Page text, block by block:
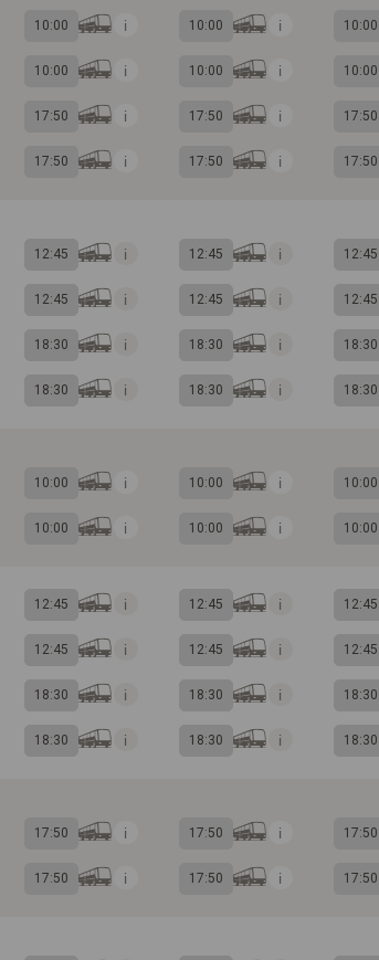
10:00 10:00 10:00
10:00 10:00 10:00
17:50 17:50 17:50
17:50 17:50 17:50
12:45 12:45 12:45
12:45 12:45 12:45
18:30 18:30 18:30
18:30 18:30 18:30
10:00 10:00 10:00
10:00 10:00 10:00
12:45 12:45 12:45
12:45 12:45 12:45
18:30 18:30 18:30
18:30 18:30 18:30
17:50 17:50 17:50
17:50 17:50 17:50